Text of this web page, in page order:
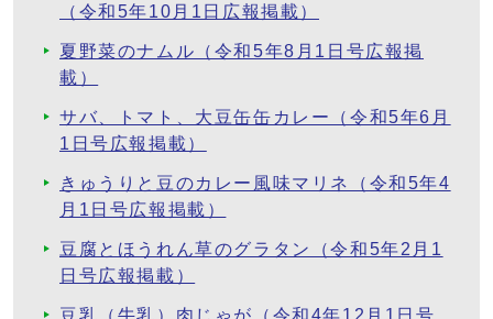
（令和5年10月1日広報掲載）
夏野菜のナムル（令和5年8月1日号広報掲
載）
サバ、トマト、大豆缶缶カレー（令和5年6月
1日号広報掲載）
きゅうりと豆のカレー風味マリネ（令和5年4
月1日号広報掲載）
豆腐とほうれん草のグラタン（令和5年2月1
日号広報掲載）
豆乳（牛乳）肉じゃが（令和4年12月1日号